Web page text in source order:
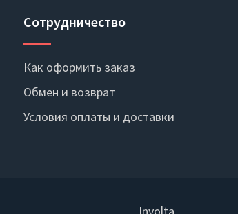
Сотрудничество
Как оформить заказ
Обмен и возврат
Условия оплаты и доставки